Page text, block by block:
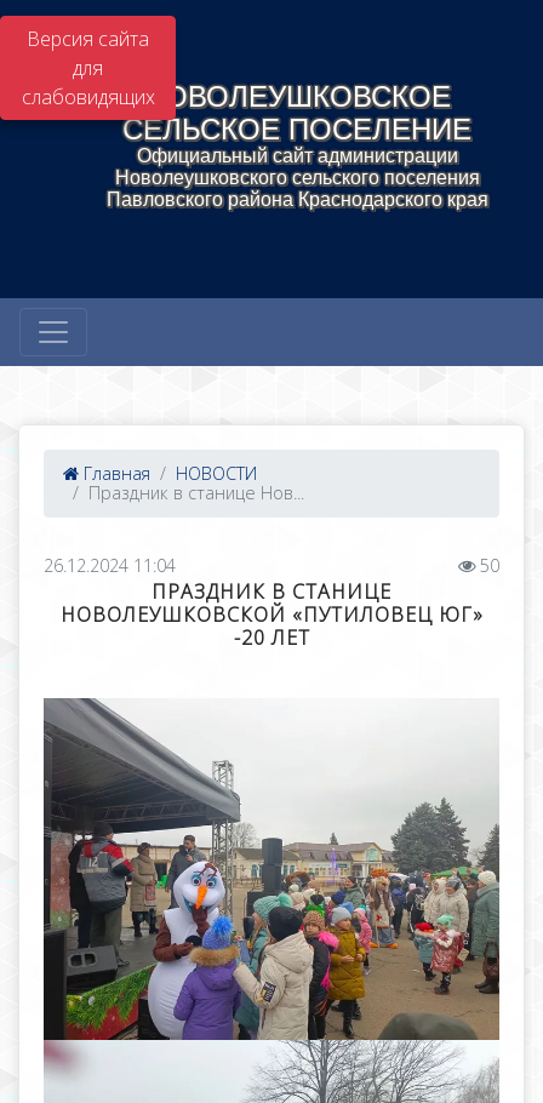
Версия сайта
для
слабовидящихНОВОЛЕУШКОВСКОЕ
СЕЛЬСКОЕ ПОСЕЛЕНИЕ
Официальный сайт администрации
Новолеушковского сельского поселения
Павловского района Краснодарского края
Главная
НОВОСТИ
Праздник в станице Нов...
26.12.2024 11:04 50
ПРАЗДНИК В СТАНИЦЕ
НОВОЛЕУШКОВСКОЙ «ПУТИЛОВЕЦ ЮГ»
-20 ЛЕТ